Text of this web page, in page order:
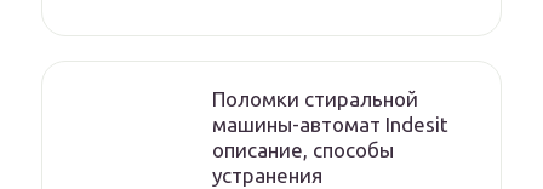
Поломки стиральной
машины-автомат Indesit
описание, способы
устранения